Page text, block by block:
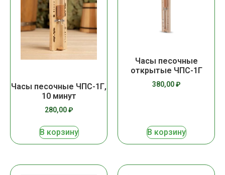
Часы песочные ЧПС-1Г,
10 минут
280,00₽
В корзину
Часы песочные
открытые ЧПС-1Г
380,00₽
В корзину